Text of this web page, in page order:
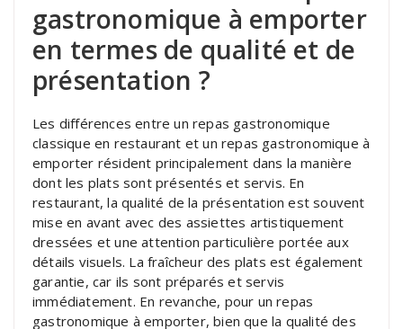
gastronomique à emporter
en termes de qualité et de
présentation ?
Les différences entre un repas gastronomique
classique en restaurant et un repas gastronomique à
emporter résident principalement dans la manière
dont les plats sont présentés et servis. En
restaurant, la qualité de la présentation est souvent
mise en avant avec des assiettes artistiquement
dressées et une attention particulière portée aux
détails visuels. La fraîcheur des plats est également
garantie, car ils sont préparés et servis
immédiatement. En revanche, pour un repas
gastronomique à emporter, bien que la qualité des